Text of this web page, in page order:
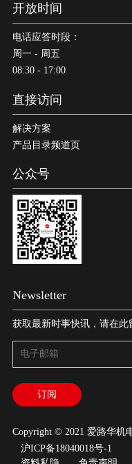
开放时间
电话应答时段：
周一 - 周五
08:30 - 17:00
直接访问
解决方案
产品目录频道页
公众号
Newsletter
获取最新时事快讯，请在此
Copyright © 2021 爱路华机
沪ICP备18040018号-1